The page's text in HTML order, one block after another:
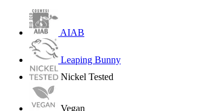
AIAB
Leaping Bunny
Nickel Tested
Vegan